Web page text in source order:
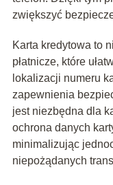
zwiększyć
Karta kredytowa to
płatnicze, które
lokalizacji numeru
zapewnienia
jest niezbędna dla
ochrona danych
minimalizując
niepożądanych